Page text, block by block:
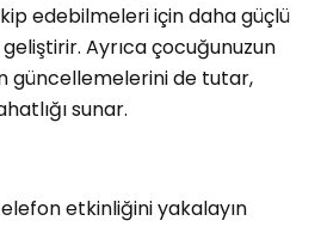
edebilmeleri için daha güçlü
Ayrıca çocuğunuzun
güncellemelerini de tutar,
sunar.
etkinliğini yakalayın